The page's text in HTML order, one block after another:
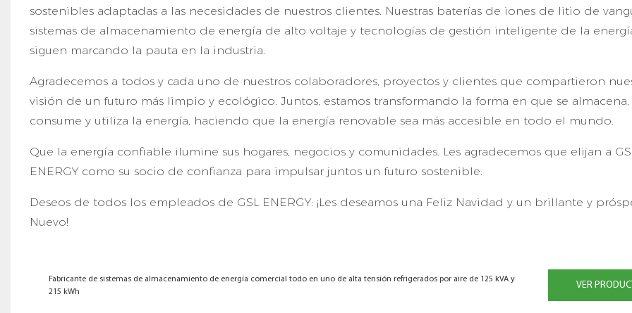
sostenibles adaptadas a las necesidades de nuestros clientes. Nuestras baterías de iones de litio de
sistemas de almacenamiento de energía de alto voltaje y tecnologías de gestión inteligente de la
siguen marcando la pauta en la industria.
Agradecemos a todos y cada uno de nuestros colaboradores, proyectos y clientes que compartieron
visión de un futuro más limpio y ecológico. Juntos, estamos transformando la forma en que se almacena,
consume y utiliza la energía, haciendo que la energía renovable sea más accesible en todo el mundo.
Que la energía confiable ilumine sus hogares, negocios y comunidades. Les agradecemos que elijan a
ENERGY como su socio de confianza para impulsar juntos un futuro sostenible.
Deseos de todos los empleados de GSL ENERGY: ¡Les deseamos una Feliz Navidad y un brillante y
Nuevo!
Fabricante de sistemas de almacenamiento de energía comercial todo en uno de alta tensión refrigerados por aire de 125 kVA y
215 kWh
VER